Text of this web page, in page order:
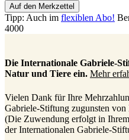
Auf den Merkzettel
Tipp: Auch im flexiblen Abo!
4000
Die Internationale Gabriele-
Natur und Tiere ein. Mehr
Vielen Dank für Ihre
Gabriele-Stiftung zugunsten
(Die Zuwendung erfolgt in
der Internationalen Gabriele-